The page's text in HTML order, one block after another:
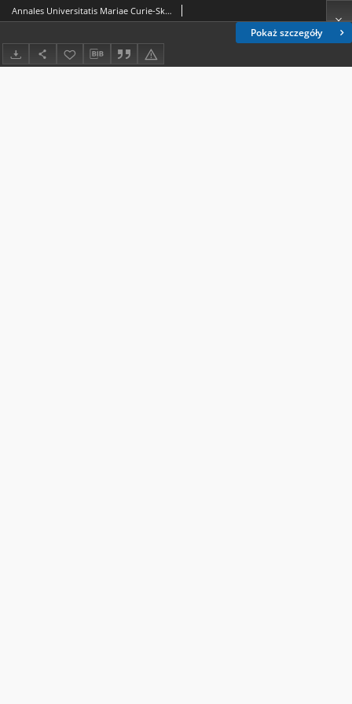
Pokaż szczegóły
Annales Universitatis Mariae Curie-Skłodowska. Sectio D, Medicina. Vol. 16 (1961) - Spis treści